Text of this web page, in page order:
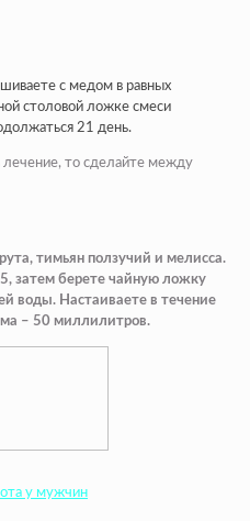
с медом в равных
столовой ложке смеси
21 день.
лечение, то сделайте между
тимьян ползучий и мелисса.
затем берете чайную ложку
воды. Настаиваете в течение
– 50 миллилитров.
у мужчин